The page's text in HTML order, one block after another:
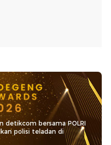
detikcom bersama POLRI
polisi teladan di